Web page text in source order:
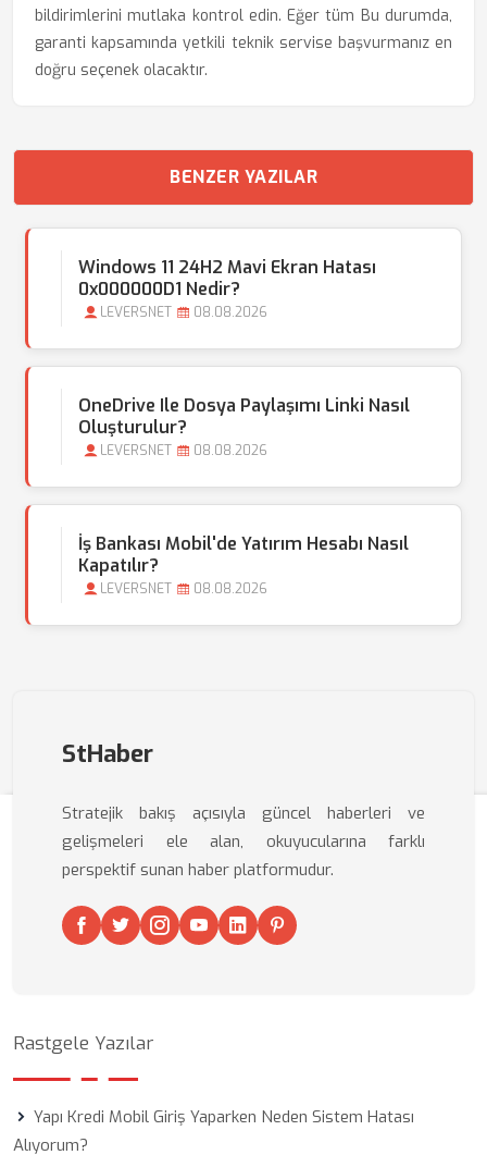
bildirimlerini mutlaka kontrol edin. Eğer tüm Bu durumda,
garanti kapsamında yetkili teknik servise başvurmanız en
doğru seçenek olacaktır.
BENZER YAZILAR
Windows 11 24H2 Mavi Ekran Hatası
0x000000D1 Nedir?
LEVERSNET 08.08.2026
OneDrive Ile Dosya Paylaşımı Linki Nasıl
Oluşturulur?
LEVERSNET 08.08.2026
İş Bankası Mobil'de Yatırım Hesabı Nasıl
Kapatılır?
LEVERSNET 08.08.2026
StHaber
Stratejik bakış açısıyla güncel haberleri ve
gelişmeleri ele alan, okuyucularına farklı
perspektif sunan haber platformudur.
Rastgele Yazılar
Yapı Kredi Mobil Giriş Yaparken Neden Sistem Hatası
Alıyorum?